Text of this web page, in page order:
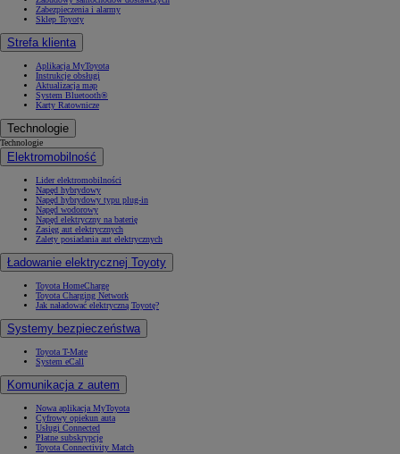
Zabezpieczenia i alarmy
Sklep Toyoty
Strefa klienta
Aplikacja MyToyota
Instrukcje obsługi
Aktualizacja map
System Bluetooth®
Karty Ratownicze
Technologie
Technologie
Elektromobilność
Lider elektromobilności
Napęd hybrydowy
Napęd hybrydowy typu plug-in
Napęd wodorowy
Napęd elektryczny na baterię
Zasięg aut elektrycznych
Zalety posiadania aut elektrycznych
Ładowanie elektrycznej Toyoty
Toyota HomeCharge
Toyota Charging Network
Jak naładować elektryczną Toyotę?
Systemy bezpieczeństwa
Toyota T-Mate
System eCall
Komunikacja z autem
Nowa aplikacja MyToyota
Cyfrowy opiekun auta
Usługi Connected
Płatne subskrypcje
Toyota Connectivity Match